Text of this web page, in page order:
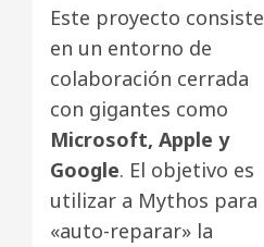
Este proyecto consiste
en un entorno de
colaboración cerrada
con gigantes como
Microsoft, Apple y
Google. El objetivo es
utilizar a Mythos para
«auto-reparar» la